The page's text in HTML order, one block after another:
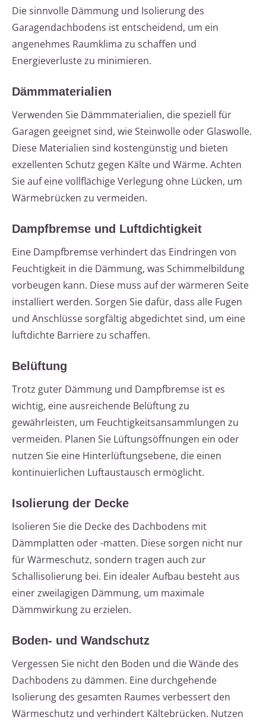
Die sinnvolle Dämmung und Isolierung des
Garagendachbodens ist entscheidend, um ein
angenehmes Raumklima zu schaffen und
Energieverluste zu minimieren.
Dämmmaterialien
Verwenden Sie Dämmmaterialien, die speziell für
Garagen geeignet sind, wie Steinwolle oder Glaswolle.
Diese Materialien sind kostengünstig und bieten
exzellenten Schutz gegen Kälte und Wärme. Achten
Sie auf eine vollflächige Verlegung ohne Lücken, um
Wärmebrücken zu vermeiden.
Dampfbremse und Luftdichtigkeit
Eine Dampfbremse verhindert das Eindringen von
Feuchtigkeit in die Dämmung, was Schimmelbildung
vorbeugen kann. Diese muss auf der wärmeren Seite
installiert werden. Sorgen Sie dafür, dass alle Fugen
und Anschlüsse sorgfältig abgedichtet sind, um eine
luftdichte Barriere zu schaffen.
Belüftung
Trotz guter Dämmung und Dampfbremse ist es
wichtig, eine ausreichende Belüftung zu
gewährleisten, um Feuchtigkeitsansammlungen zu
vermeiden. Planen Sie Lüftungsöffnungen ein oder
nutzen Sie eine Hinterlüftungsebene, die einen
kontinuierlichen Luftaustausch ermöglicht.
Isolierung der Decke
Isolieren Sie die Decke des Dachbodens mit
Dämmplatten oder -matten. Diese sorgen nicht nur
für Wärmeschutz, sondern tragen auch zur
Schallisolierung bei. Ein idealer Aufbau besteht aus
einer zweilagigen Dämmung, um maximale
Dämmwirkung zu erzielen.
Boden- und Wandschutz
Vergessen Sie nicht den Boden und die Wände des
Dachbodens zu dämmen. Eine durchgehende
Isolierung des gesamten Raumes verbessert den
Wärmeschutz und verhindert Kältebrücken. Nutzen